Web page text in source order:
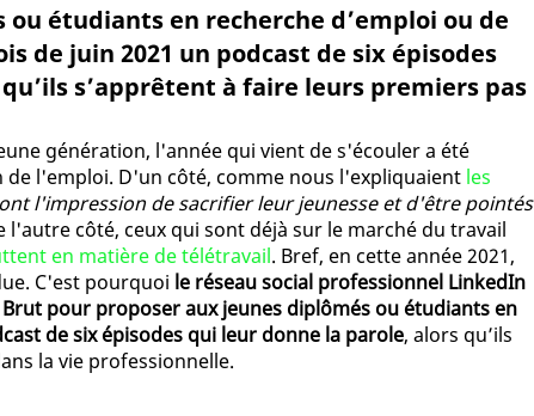
étudiants en recherche d’emploi ou de
de juin 2021 un podcast de six épisodes
s’apprêtent à faire leurs premiers pas
génération, l'année qui vient de s'écouler a été
l'emploi. D'un côté, comme nous l'expliquaient les
l'impression de sacrifier leur jeunesse et d'être pointés
l'autre côté, ceux qui sont déjà sur le marché du travail
en matière de télétravail. Bref, en cette année 2021,
C'est pourquoi le réseau social professionnel LinkedIn
pour proposer aux jeunes diplômés ou étudiants en
de six épisodes qui leur donne la parole, alors qu’ils
la vie professionnelle.